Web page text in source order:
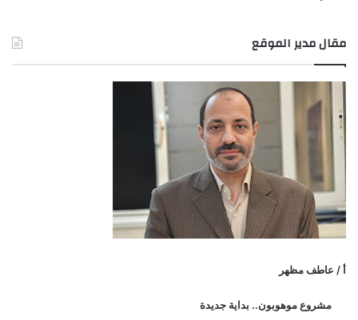
مقال مدير الموقع
أ / عاطف مظهر
مشروع موهوبون.. بداية جديدة